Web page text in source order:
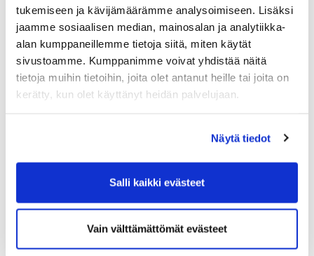
tukemiseen ja kävijämäärämme analysoimiseen. Lisäksi
jaamme sosiaalisen median, mainosalan ja analytiikka-
alan kumppaneillemme tietoja siitä, miten käytät
sivustoamme. Kumppanimme voivat yhdistää näitä
tietoja muihin tietoihin, joita olet antanut heille tai joita on
kerätty, kun olet käyttänyt heidän palvelujaan.
Näytä tiedot
Salli kaikki evästeet
Vain välttämättömät evästeet
Jäsenasiat, Hartolan Golfklubi ry
0600 417 236(0,92€/min+pvm/mpm)
toimisto@hartolagolf.com
HaGK ry yhteystiedot